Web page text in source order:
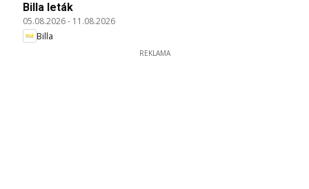
Billa leták
05.08.2026- 11.08.2026
Billa
REKLAMA